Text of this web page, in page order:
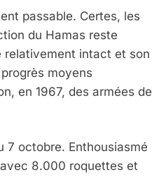
passable. Certes, les
du Hamas reste
relativement intact et son
moyens
en 1967, des armées de
7 octobre. Enthousiasmé
8.000 roquettes et